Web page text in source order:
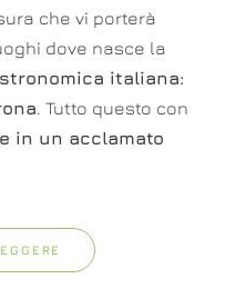
che vi porterà
dove nasce la
italiana:
. Tutto questo con
in un acclamato